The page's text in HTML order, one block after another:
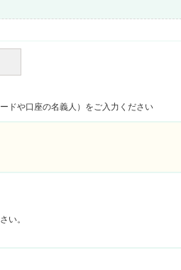
ドや口座の名義人）をご入力ください
い。